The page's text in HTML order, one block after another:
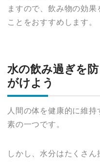
ますので、飲み物の効
ことをおすすめします。
水の飲み過ぎを
がけよう
人間の体を健康的に維
素の一つです。
しかし、水分はたくさん